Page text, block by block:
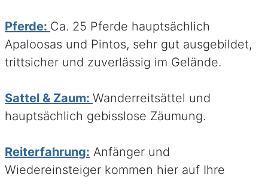
Pferde: Ca. 25 Pferde hauptsächlich
Apaloosas und Pintos, sehr gut ausgebildet,
trittsicher und zuverlässig im Gelände.
Sattel & Zaum: Wanderreitsättel und
hauptsächlich gebisslose Zäumung.
Reiterfahrung: Anfänger und
Wiedereinsteiger kommen hier auf Ihre